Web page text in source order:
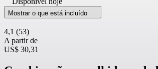
Mostrar o que está incluído
4,1 (53)
A partir de
US$ 30,31